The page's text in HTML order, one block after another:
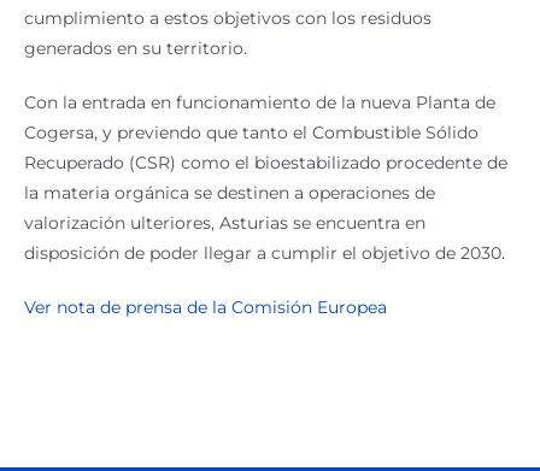
cumplimiento a estos objetivos con los residuos
generados en su territorio.
Con la entrada en funcionamiento de la nueva Planta de
Cogersa, y previendo que tanto el Combustible Sólido
Recuperado (CSR) como el bioestabilizado procedente de
la materia orgánica se destinen a operaciones de
valorización ulteriores, Asturias se encuentra en
disposición de poder llegar a cumplir el objetivo de 2030.
Ver nota de prensa de la Comisión Europea